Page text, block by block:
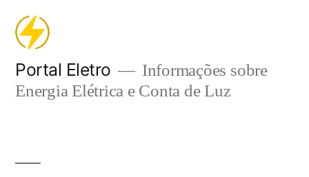
Pular
para
conteúdo
Portal Eletro
Informações sobre
Energia Elétrica e Conta de Luz